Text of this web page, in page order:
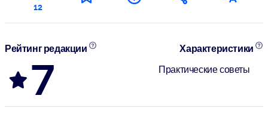
12
Рейтинг редакции
7
Характеристики
Практические советы